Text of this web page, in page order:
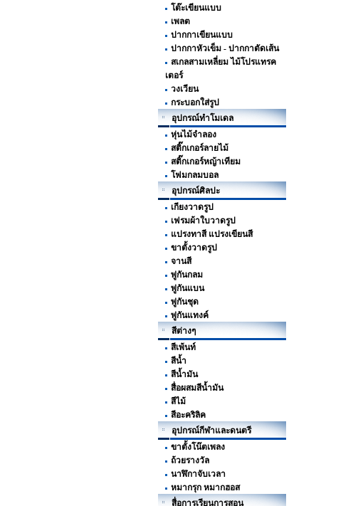
โต๊ะเขียนแบบ
เพลต
ปากกาเขียนแบบ
ปากกาหัวเข็ม - ปากกาตัดเส้น
สเกลสามเหลี่ยม ไม้โปรแทรค
เตอร์
วงเวียน
กระบอกใส่รูป
อุปกรณ์ทำโมเดล
หุ่นไม้จำลอง
สติ๊กเกอร์ลายไม้
สติ๊กเกอร์หญ้าเทียม
โฟมกลมบอล
อุปกรณ์ศิลปะ
เกียงวาดรูป
เฟรมผ้าใบวาดรูป
แปรงทาสี แปรงเขียนสี
ขาตั้งวาดรูป
จานสี
พู่กันกลม
พู่กันแบน
พู่กันชุด
พู่กันแทงค์
สีต่างๆ
สีเพ้นท์
สีน้ำ
สีน้ำมัน
สื่อผสมสีน้ำมัน
สีไม้
สีอะคริลิค
อุปกรณ์กีฬาและดนตรี
ขาตั้งโน๊ตเพลง
ถ้วยรางวัล
นาฬิกาจับเวลา
หมากรุก หมากฮอส
สื่อการเรียนการสอน